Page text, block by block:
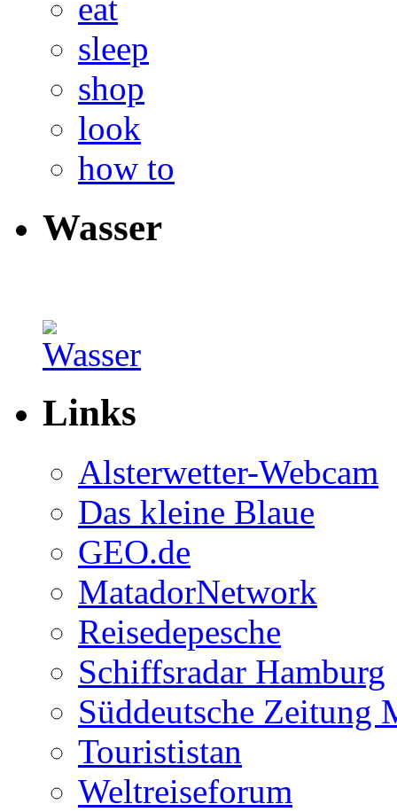
eat
sleep
shop
look
how to
Wasser
Links
Alsterwetter-Webcam
Das kleine Blaue
GEO.de
MatadorNetwork
Reisedepesche
Schiffsradar Hamburg
Süddeutsche Zeitung
Tourististan
Weltreiseforum